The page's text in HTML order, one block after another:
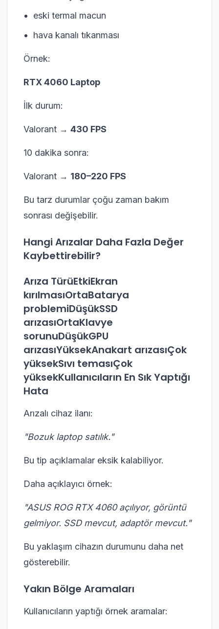
eski termal macun
hava kanalı tıkanması
Örnek:
RTX 4060 Laptop
İlk durum:
Valorant → 430 FPS
10 dakika sonra:
Valorant → 180–220 FPS
Bu tarz durumlar çoğu zaman bakım
sonrası değişebilir.
Hangi Arızalar Daha Fazla Değer
Kaybettirebilir?
Arıza TürüEtkiEkran
kırılmasıOrtaBatarya
problemiDüşükSSD
arızasıOrtaKlavye
sorunuDüşükGPU
arızasıYüksekAnakart arızasıÇok
yüksekSıvı temasıÇok
yüksekKullanıcıların En Sık Yaptığı
Hata
Arızalı cihaz ilanı:
"Bozuk laptop satılık."
Bu tip açıklamalar eksik kalabiliyor.
Daha açıklayıcı örnek:
"ASUS ROG RTX 4060 açılıyor, görüntü
gelmiyor. SSD mevcut, adaptör mevcut."
Bu yaklaşım cihazın durumunu daha net
gösterebilir.
Yakın Bölge Aramaları
Kullanıcıların yaptığı örnek aramalar: